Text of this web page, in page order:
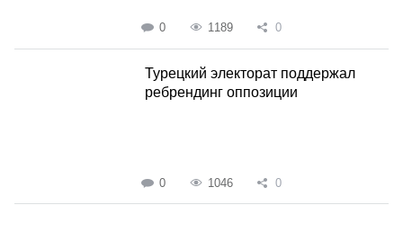
0 1189 0
Турецкий электорат поддержал
ребрендинг оппозиции
0 1046 0